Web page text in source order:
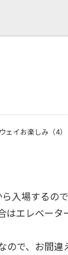
ェイお楽しみ（4）
入場するの
エレベータ
で、お間違